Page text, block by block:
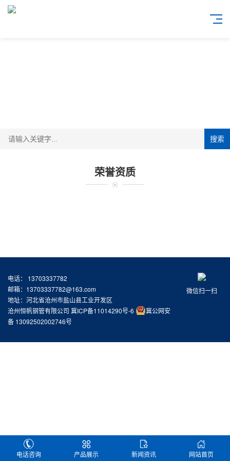
搜索
荣誉资质
微信扫一扫
电话： 13703337782
邮箱：13703337782@163.com
地址：河北省沧州市盐山县工业开发区
沧州恒帆钢管有限公司 冀ICP备11014290号-6
冀公网安
备 13092502002746号
电话咨询 产品展示 新闻资讯 网站首页